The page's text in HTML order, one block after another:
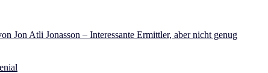
Jon Atli Jonasson – Interessante Ermittler, aber nicht genug